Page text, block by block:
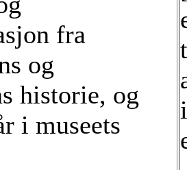
fra
og
historie, og
i museets